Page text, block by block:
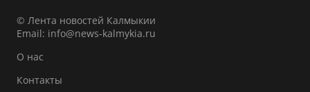
© Лента новостей Калмыкии
Email: info@news-kalmykia.ru
О нас
Контакты